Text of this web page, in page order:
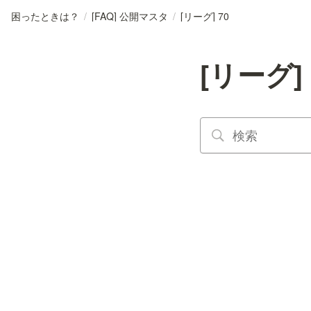
困ったときは？ / [FAQ] 公開マスタ / [リーグ] 70
[リーグ]